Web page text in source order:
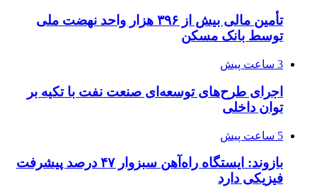
تأمین مالی بیش از ۳۹۶ هزار واحد نهضت ملی
توسط بانک مسکن
3 ساعت پیش
اجرای طرح‌های توسعه‌ای صنعت نفت با تکیه بر
توان داخلی
5 ساعت پیش
بازوند: ایستگاه راه‌آهن سبزوار ۴۷ درصد پیشرفت
فیزیکی دارد